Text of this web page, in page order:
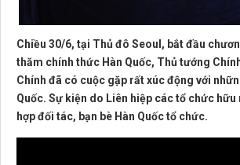
Chiều 30/6, tại Thủ đô Seoul, bắt đầu
thăm chính thức Hàn Quốc, Thủ tướng
Chính đã có cuộc gặp rất xúc động với
Quốc. Sự kiện do Liên hiệp các tổ chức hữu
hợp đối tác, bạn bè Hàn Quốc tổ chức.